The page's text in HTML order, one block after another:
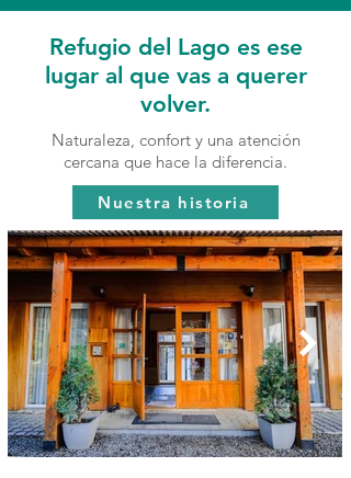
Refugio del Lago es ese
lugar al que vas a querer
volver.
Naturaleza, confort y una atención
cercana que hace la diferencia.
Nuestra historia